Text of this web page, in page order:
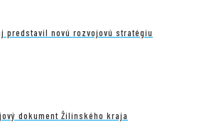
predstavil novú rozvojovú stratégiu
dokument Žilinského kraja